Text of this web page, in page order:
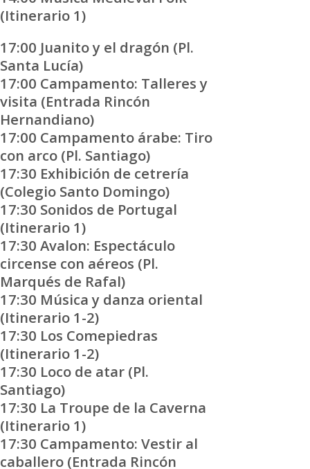
(Itinerario 1)
17:00 Juanito y el dragón (Pl.
Santa Lucía)
17:00 Campamento: Talleres y
visita (Entrada Rincón
Hernandiano)
17:00 Campamento árabe: Tiro
con arco (Pl. Santiago)
17:30 Exhibición de cetrería
(Colegio Santo Domingo)
17:30 Sonidos de Portugal
(Itinerario 1)
17:30 Avalon: Espectáculo
circense con aéreos (Pl.
Marqués de Rafal)
17:30 Música y danza oriental
(Itinerario 1-2)
17:30 Los Comepiedras
(Itinerario 1-2)
17:30 Loco de atar (Pl.
Santiago)
17:30 La Troupe de la Caverna
(Itinerario 1)
17:30 Campamento: Vestir al
caballero (Entrada Rincón